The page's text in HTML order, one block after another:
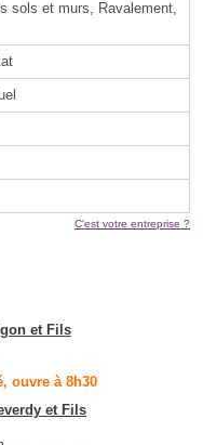
sols et murs, Ravalement,
C'est votre entreprise ?
et Fils
ouvre à 8h30
et Fils